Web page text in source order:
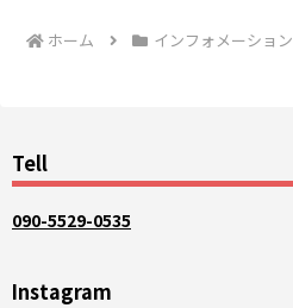
ホーム インフォメーション
Tell
090-5529-0535
Instagram